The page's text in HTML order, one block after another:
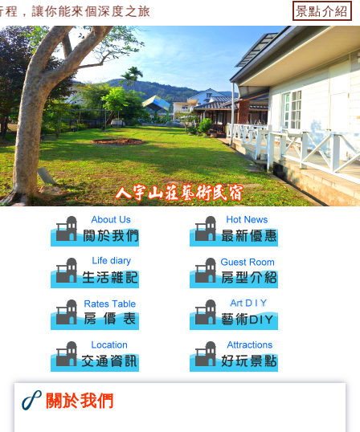
，讓你能來個深度之旅 景點介紹
關於我們